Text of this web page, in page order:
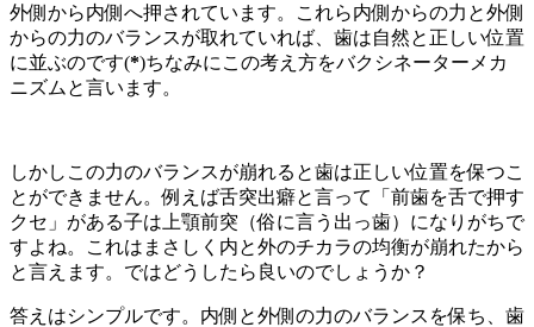
外側から内側へ押されています。これら内側からの力と外側
からの力のバランスが取れていれば、歯は自然と正しい位置
に並ぶのです(*)ちなみにこの考え方をバクシネーターメカ
ニズムと言います。
しかしこの力のバランスが崩れると歯は正しい位置を保つこ
とができません。例えば舌突出癖と言って「前歯を舌で押す
クセ」がある子は上顎前突（俗に言う出っ歯）になりがちで
すよね。これはまさしく内と外のチカラの均衡が崩れたから
と言えます。ではどうしたら良いのでしょうか？
答えはシンプルです。内側と外側の力のバランスを保ち、歯